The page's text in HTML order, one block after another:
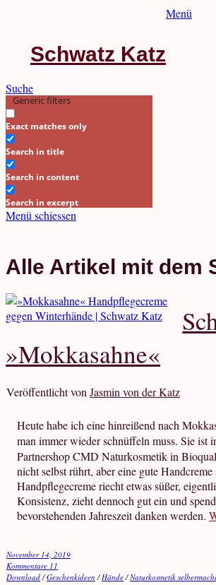
Schwatz Katz
Menü
Suche
Generic filters
Exact matches only
Search in title
Search in content
Search in excerpt
Menü schiessen
Alle Artikel mit dem
»Mokkasahne«
Veröffentlicht von Jasmin von der Katz
Heute habe ich eine hinreißend nach
man immer wieder schnüffeln muss. Sie ist
Partnershop CMD Naturkosmetik in
nicht selbst rührt, aber eine gute
Handpflegecreme riecht etwas süßer,
Konsistenz, zieht dennoch gut ein und
bevorstehenden Jahreszeit danken werden.
November 14, 2019
Kommentare 11
Download/Geschenkideen /Hände/Naturkosmetik